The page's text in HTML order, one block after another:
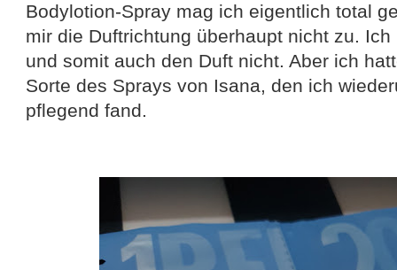
Bodylotion-Spray mag ich eigentlich total
mir die Duftrichtung überhaupt nicht zu.
und somit auch den Duft nicht. Aber ich
Sorte des Sprays von Isana, den ich
pflegend fand.